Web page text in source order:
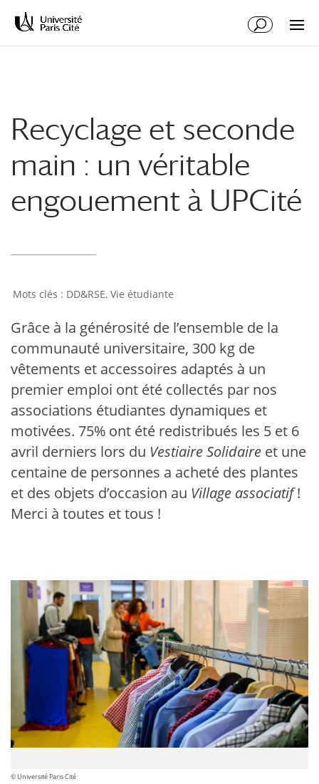
Recyclage et seconde
main : un véritable
engouement à UPCité
DD&RSE, Vie étudiante
Grâce à la générosité de l’ensemble de la
communauté universitaire, 300 kg de
vêtements et accessoires adaptés à un
premier emploi ont été collectés par nos
associations étudiantes dynamiques et
motivées. 75% ont été redistribués les 5 et 6
avril derniers lors du Vestiaire Solidaire et une
centaine de personnes a acheté des plantes
et des objets d’occasion au Village associatif!
Merci à toutes et tous !
© Université Paris Cité